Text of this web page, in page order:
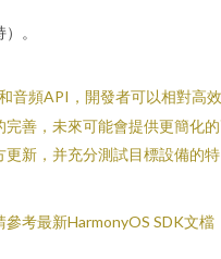
。
音頻API，開發者可以相對高
善，未來可能會提供更簡化
新，并充分測試目標設備的特
考最新HarmonyOS SDK文檔